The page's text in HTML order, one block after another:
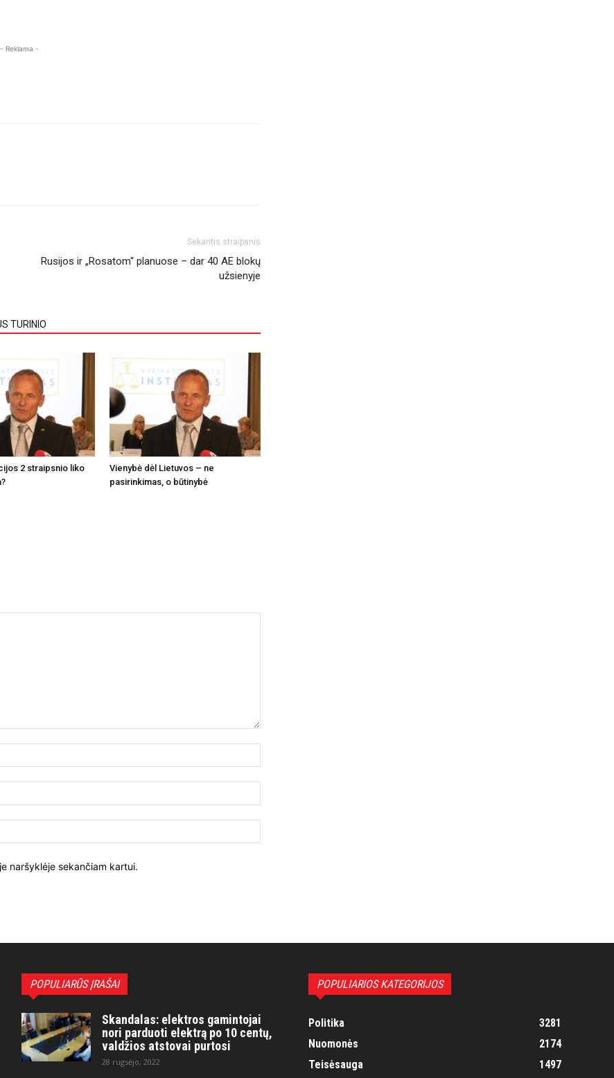
- Reklama -
Sekantis straipsnis
Rusijos ir „Rosatom“ planuose – dar 40 AE blokų
užsienyje
TURINIO
2 straipsnio liko
Vienybė dėl Lietuvos – ne
pasirinkimas, o būtinybė
naršyklėje sekančiam kartui.
POPULIARŪS ĮRAŠAI
Skandalas: elektros gamintojai
nori parduoti elektrą po 10 centų,
valdžios atstovai purtosi
28 rugsėjo, 2022
POPULIARIOS KATEGORIJOS
Politika
3281
Nuomonės
2174
Teisėsauga
1497